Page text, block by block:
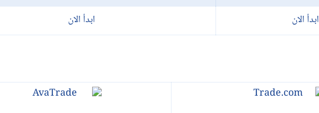
ابدأ الان
ابدأ الان